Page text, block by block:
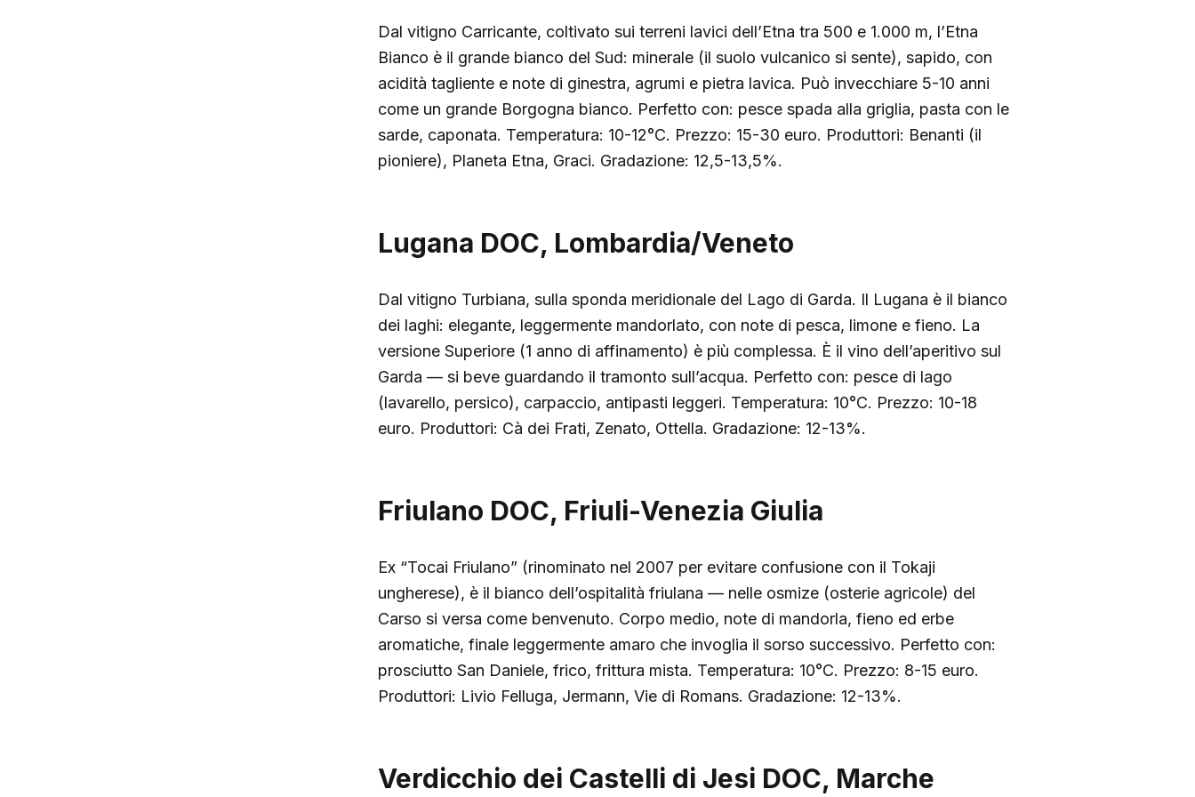
Dal vitigno Carricante, coltivato sui terreni lavici dell’Etna tra 500 e 1.000 m, l’Etna
Bianco è il grande bianco del Sud: minerale (il suolo vulcanico si sente), sapido, con
acidità tagliente e note di ginestra, agrumi e pietra lavica. Può invecchiare 5-10 anni
come un grande Borgogna bianco. Perfetto con: pesce spada alla griglia, pasta con le
sarde, caponata. Temperatura: 10-12°C. Prezzo: 15-30 euro. Produttori: Benanti (il
pioniere), Planeta Etna, Graci. Gradazione: 12,5-13,5%.
Lugana DOC, Lombardia/Veneto
Dal vitigno Turbiana, sulla sponda meridionale del Lago di Garda. Il Lugana è il bianco
dei laghi: elegante, leggermente mandorlato, con note di pesca, limone e fieno. La
versione Superiore (1 anno di affinamento) è più complessa. È il vino dell’aperitivo sul
Garda — si beve guardando il tramonto sull’acqua. Perfetto con: pesce di lago
(lavarello, persico), carpaccio, antipasti leggeri. Temperatura: 10°C. Prezzo: 10-18
euro. Produttori: Cà dei Frati, Zenato, Ottella. Gradazione: 12-13%.
Friulano DOC, Friuli-Venezia Giulia
Ex “Tocai Friulano” (rinominato nel 2007 per evitare confusione con il Tokaji
ungherese), è il bianco dell’ospitalità friulana — nelle osmize (osterie agricole) del
Carso si versa come benvenuto. Corpo medio, note di mandorla, fieno ed erbe
aromatiche, finale leggermente amaro che invoglia il sorso successivo. Perfetto con:
prosciutto San Daniele, frico, frittura mista. Temperatura: 10°C. Prezzo: 8-15 euro.
Produttori: Livio Felluga, Jermann, Vie di Romans. Gradazione: 12-13%.
Verdicchio dei Castelli di Jesi DOC, Marche